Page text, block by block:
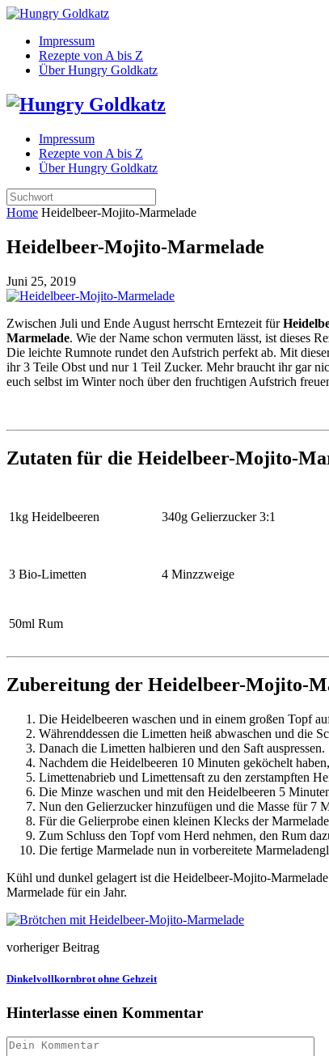
Impressum
Rezepte von A bis Z
Über Hungry Goldkatz
Impressum
Rezepte von A bis Z
Über Hungry Goldkatz
Home Heidelbeer-Mojito-Marmelade
Heidelbeer-Mojito-Marmelade
Juni 25, 2019
Zwischen Juli und Ende August herrscht Erntezeit für
Marmelade. Wie der Name schon vermuten lässt, ist dieses
Die leichte Rumnote rundet den Aufstrich perfekt ab. Mit
ihr 3 Teile Obst und nur 1 Teil Zucker. Mehr braucht ihr gar
euch selbst im Winter noch über den fruchtigen Aufstrich
Zutaten für die Heidelbeer-Mojito-
1kg Heidelbeeren 340g Gelierzucker 3:1
3 Bio-Limetten 4 Minzzweige
50ml Rum
Zubereitung der Heidelbeer-Mojito-
Die Heidelbeeren waschen und in einem großen Topf
Währenddessen die Limetten heiß abwaschen und die
Danach die Limetten halbieren und den Saft auspressen.
Nachdem die Heidelbeeren 10 Minuten geköchelt
Limettenabrieb und Limettensaft zu den zerstampften
Die Minze waschen und mit den Heidelbeeren 5
Nun den Gelierzucker hinzufügen und die Masse für 7
Für die Gelierprobe einen kleinen Klecks der
Zum Schluss den Topf vom Herd nehmen, den Rum
Die fertige Marmelade nun in vorbereitete
Kühl und dunkel gelagert ist die Heidelbeer-Mojito-Marmelade
Marmelade für ein Jahr.
vorheriger Beitrag
Dinkelvollkornbrot ohne Gehzeit
Hinterlasse einen Kommentar